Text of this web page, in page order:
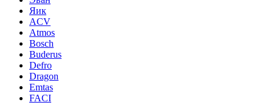
Яик
ACV
Atmos
Bosch
Buderus
Defro
Dragon
Emtas
FACI